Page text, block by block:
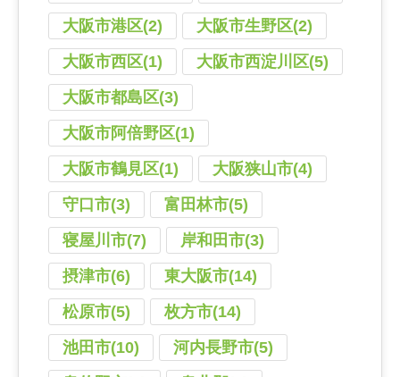
大阪市港区(2)
大阪市生野区(2)
大阪市西区(1)
大阪市西淀川区(5)
大阪市都島区(3)
大阪市阿倍野区(1)
大阪市鶴見区(1)
大阪狭山市(4)
守口市(3)
富田林市(5)
寝屋川市(7)
岸和田市(3)
摂津市(6)
東大阪市(14)
松原市(5)
枚方市(14)
池田市(10)
河内長野市(5)